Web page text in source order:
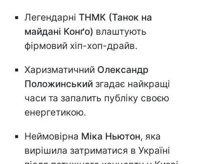
Легендарні ТНМК (Танок на
майдані Конґо) влаштують
фірмовий хіп-хоп-драйв.
Харизматичний Олександр
Положинський згадає найкращі
часи та запалить публіку своєю
енергетикою.
Неймовірна Міка Ньютон, яка
вирішила затриматися в Україні